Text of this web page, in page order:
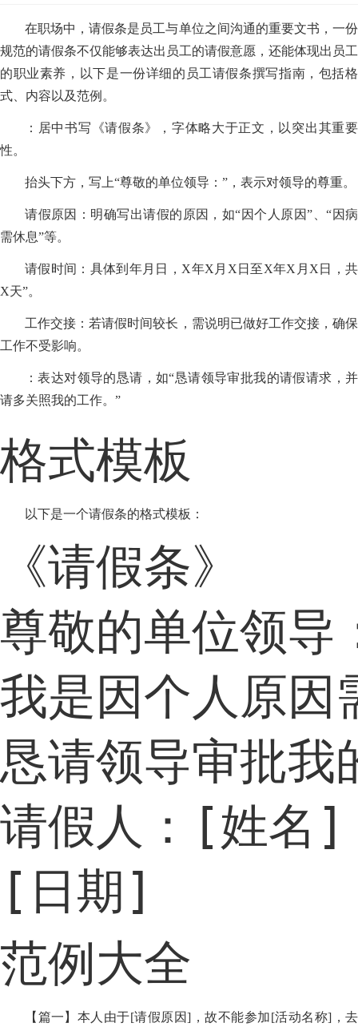
在职场中，请假条是员工与单位之间沟通的重要文书，一份
规范的请假条不仅能够表达出员工的请假意愿，还能体现出员工
的职业素养，以下是一份详细的员工请假条撰写指南，包括格
式、内容以及范例。
：居中书写《请假条》，字体略大于正文，以突出其重要
性。
抬头下方，写上“尊敬的单位领导：”，表示对领导的尊重。
请假原因：明确写出请假的原因，如“因个人原因”、“因病
需休息”等。
请假时间：具体到年月日，X年X月X日至X年X月X日，共
X天”。
工作交接：若请假时间较长，需说明已做好工作交接，确保
工作不受影响。
：表达对领导的恳请，如“恳请领导审批我的请假请求，并
请多关照我的工作。”
格式模板
以下是一个请假条的格式模板：
《请假条》
尊敬的单位领导
我是因个人原因
恳请领导审批我
请假人：[姓名]
[日期]
范例大全
【篇一】本人由于[请假原因]，故不能参加[活动名称]，去